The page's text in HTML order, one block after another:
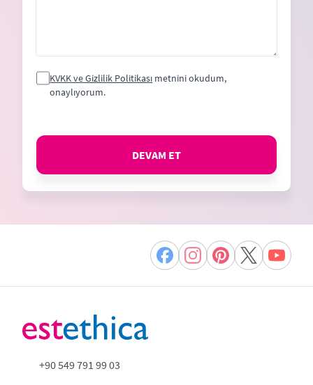
KVKK ve Gizlilik Politikası metnini okudum,
onaylıyorum.
DEVAM ET
+90 549 791 99 03